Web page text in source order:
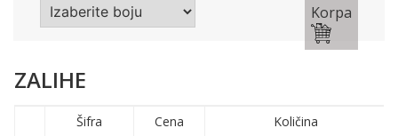
Korpa
ZALIHE
Šifra Cena
Količina